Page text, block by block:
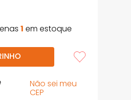
1 em estoque
Não sei meu
CEP